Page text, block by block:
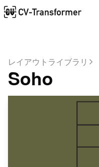
レイアウトライブラリ
Soho